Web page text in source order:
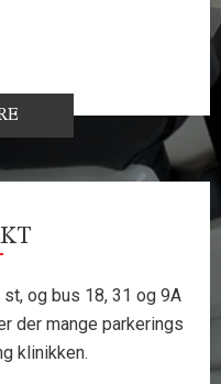
og bus 18, 31 og 9A
der mange parkerings
klinikken.